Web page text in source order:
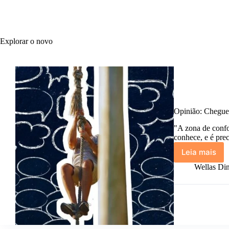
Explorar o novo
Opinião:
"A zona de
conhece, e é
Leia mais
Opinião:
Cheguei
Wellas